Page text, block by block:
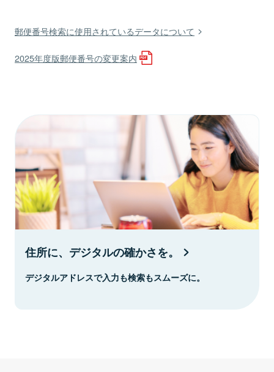
郵便番号検索に使用されているデータについて
2025年度版郵便番号の変更案内
住所に、デジタルの確かさを。
デジタルアドレスで入力も検索もスムーズに。